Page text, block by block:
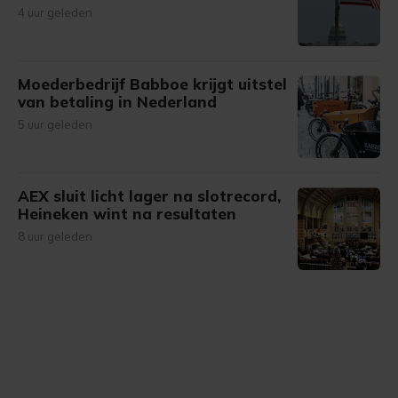
4 uur geleden
Moederbedrijf Babboe krijgt uitstel
van betaling in Nederland
5 uur geleden
AEX sluit licht lager na slotrecord,
Heineken wint na resultaten
8 uur geleden